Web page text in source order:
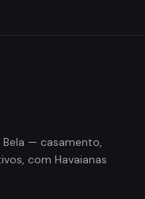
Bela — casamento,
com Havaianas